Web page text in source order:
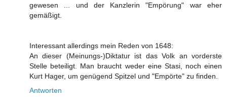
gewesen ... und der Kanzlerin "Empörung" war eher
gemäßigt.
Interessant allerdings mein Reden von 1648:
An dieser (Meinungs-)Diktatur ist das Volk an vorderste
Stelle beteiligt. Man braucht weder eine Stasi, noch einen
Kurt Hager, um genügend Spitzel und "Empörte" zu finden.
Antworten